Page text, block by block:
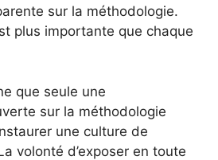
sur la méthodologie.
plus importante que chaque
que seule une
sur la méthodologie
une culture de
volonté d’exposer en toute